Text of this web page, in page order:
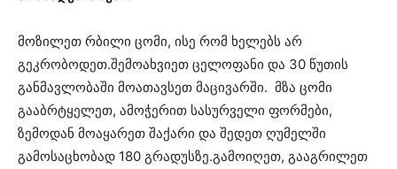
მოზილეთ რბილი ცომი, ისე რომ ხელებს არ
გეკრობოდეთ.შემოახვიეთ ცელოფანი და 30 წუთის
განმავლობაში მოათავსეთ მაცივარში. მზა ცომი
გააბრტყელეთ, ამოჭერით სასურველი ფორმები,
ზემოდან მოაყარეთ შაქარი და შედეთ ღუმელში
გამოსაცხობად 180 გრადუსზე.გამოიღეთ, გააგრილეთ